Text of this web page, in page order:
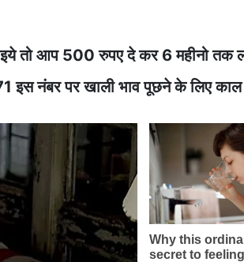
तो आप 500 रुपए दे कर 6 महीनो तक
नंबर पर खाली भाव पूछने के लिए काल